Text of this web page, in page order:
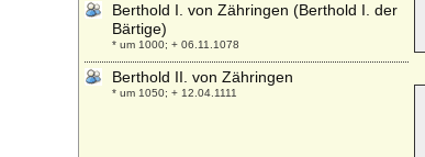
Berthold I. von Zähringen (Berthold I. der
Bärtige)
* um 1000; + 06.11.1078
Berthold II. von Zähringen
* um 1050; + 12.04.1111